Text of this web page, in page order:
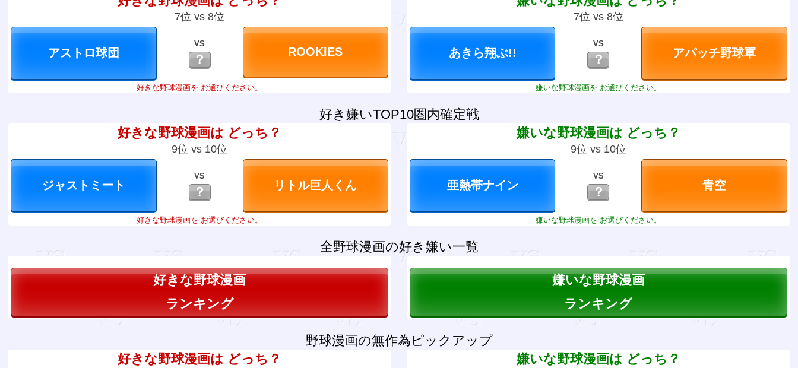
7位 vs 8位
VS
？
好きな野球漫画を お選びください。
7位 vs 8位
VS
？
嫌いな野球漫画を お選びください。
好き嫌いTOP10圏内確定戦
好きな野球漫画は どっち？
9位 vs 10位
VS
？
好きな野球漫画を お選びください。
嫌いな野球漫画は どっち？
9位 vs 10位
VS
？
嫌いな野球漫画を お選びください。
全野球漫画の好き嫌い一覧
好きな野球漫画
ランキング
嫌いな野球漫画
ランキング
野球漫画の無作為ピックアップ
好きな野球漫画は どっち？
嫌いな野球漫画は どっち？